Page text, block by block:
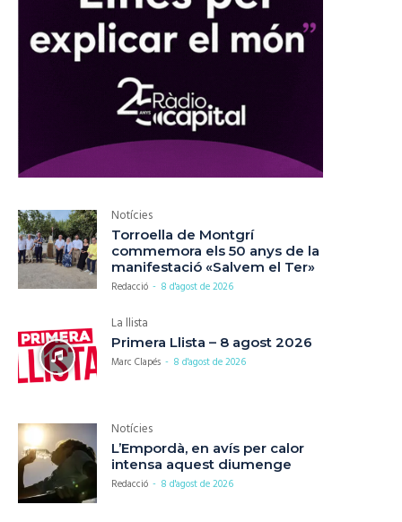
Notícies
Torroella de Montgrí
commemora els 50 anys de la
manifestació «Salvem el Ter»
Redacció - 8 d'agost de 2026
La llista
Primera Llista – 8 agost 2026
Marc Clapés - 8 d'agost de 2026
Notícies
L’Empordà, en avís per calor
intensa aquest diumenge
Redacció - 8 d'agost de 2026